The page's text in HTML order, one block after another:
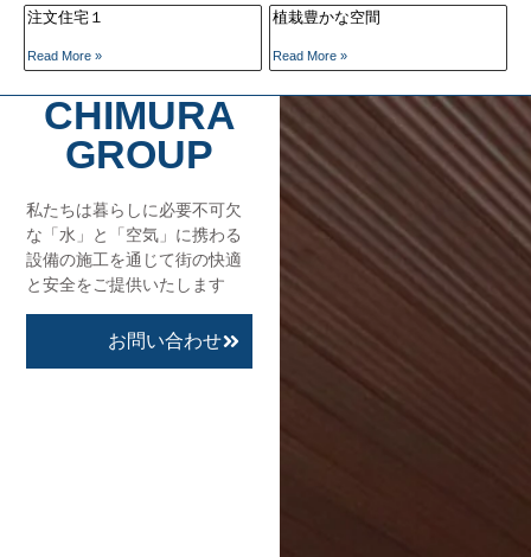
注文住宅１
Read More »
植栽豊かな空間
Read More »
CHIMURA
GROUP
私たちは暮らしに必要不可欠
な「水」と「空気」に携わる
設備の施工を通じて街の快適
と安全をご提供いたします
お問い合わせ